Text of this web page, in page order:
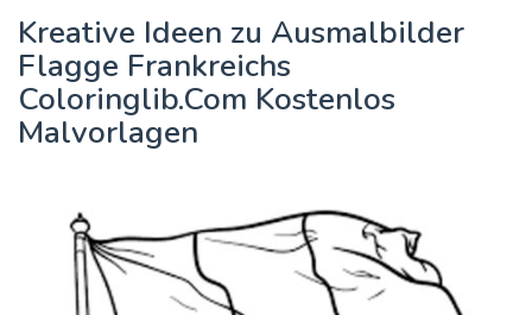
Kreative Ideen zu Ausmalbilder
Flagge Frankreichs
Coloringlib.Com Kostenlos
Malvorlagen